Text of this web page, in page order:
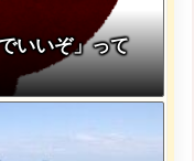
いいぞ」って